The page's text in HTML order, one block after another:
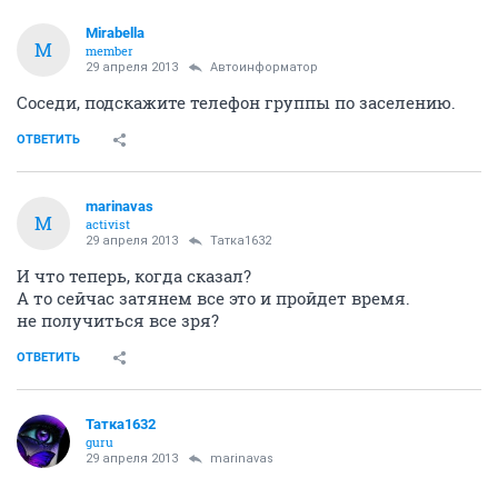
M
Mirabella
member
29 апреля 2013 Автоинформатор
Соседи, подскажите телефон группы по заселению.
ОТВЕТИТЬ
M
marinavas
activist
29 апреля 2013 Татка1632
И что теперь, когда сказал?
А то сейчас затянем все это и пройдет время.
не получиться все зря?
ОТВЕТИТЬ
Татка1632
guru
29 апреля 2013 marinavas